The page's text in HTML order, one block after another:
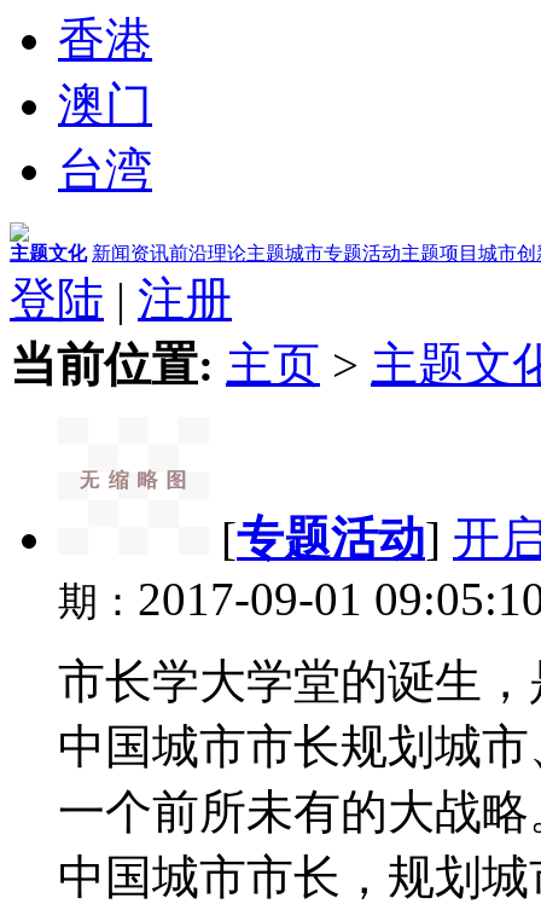
香港
澳门
台湾
主题文化 新闻资讯前沿理论主题城市专题活动主题项目 城市创
登陆 | 注册
当前位置: 主页 > 主题文
[专题活动] 开
期： 2017-09-01
市长学大学堂的诞生
中国城市市长规划城
一个前所未有的大战
中国城市市长，规划